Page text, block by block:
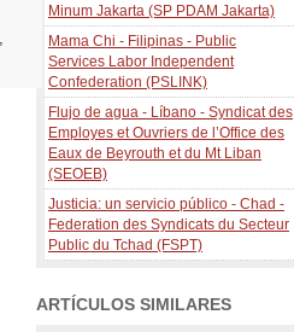
Minum Jakarta (SP PDAM Jakarta)
Mama Chi - Filipinas - Public
Services Labor Independent
Confederation (PSLINK)
Flujo de agua - Líbano - Syndicat des
Employes et Ouvriers de l’Office des
Eaux de Beyrouth et du Mt Liban
(SEOEB)
Justicia: un servicio público - Chad -
Federation des Syndicats du Secteur
Public du Tchad (FSPT)
ARTÍCULOS SIMILARES